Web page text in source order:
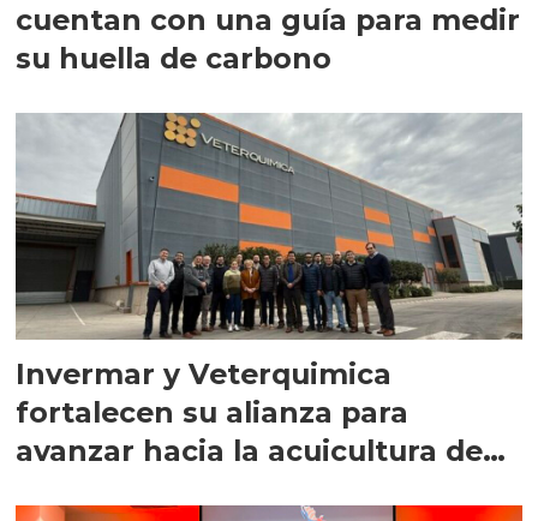
cuentan con una guía para medir
su huella de carbono
Invermar y Veterquimica
fortalecen su alianza para
avanzar hacia la acuicultura de